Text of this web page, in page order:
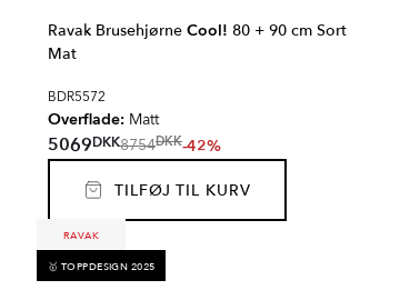
Ravak Brusehjørne Cool! 80 + 90 cm Sort
Mat
BDR5572
Overflade: Matt
5069DKK8754DKK-42%
TILFØJ TIL KURV
RAVAK
🥇 TOPPDESIGN 2025